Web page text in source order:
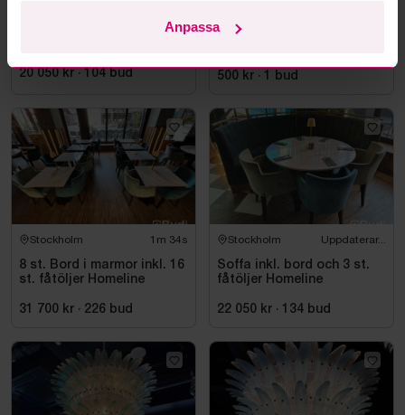
Anpassa
20 050 kr · 104 bud
Stort parti fabriksnya
500 kr · bud
Stockholm 1m 33s
8 st. Bord i marmor inkl. 16
st. fåtöljer Homeline
31 700 kr · 226 bud
Stockholm Uppdaterar...
Soffa inkl. bord och 3 st.
fåtöljer Homeline
22 050 kr · 134 bud